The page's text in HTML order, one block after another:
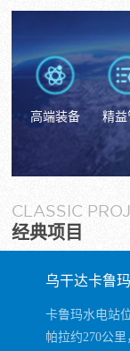
高端装备 精益
CLASSIC
经典项目
乌干达卡鲁
卡鲁玛水电站
帕拉约270公